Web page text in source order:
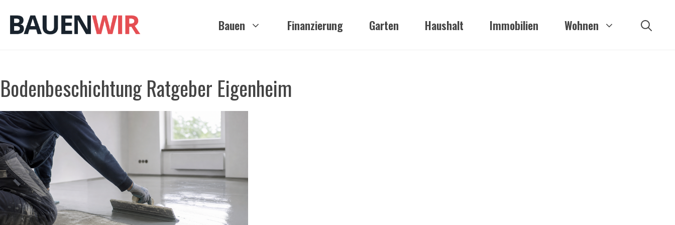
Inhalt
springen
Bauen Finanzierung Garten Haushalt Immobilien Wohnen
Bodenbeschichtung Ratgeber Eigenheim